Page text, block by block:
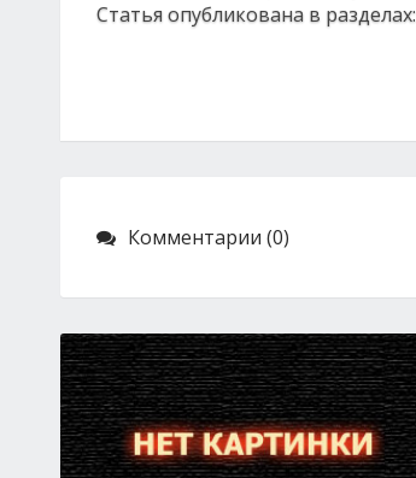
Статья опубликована в разделах:
Комментарии (0)